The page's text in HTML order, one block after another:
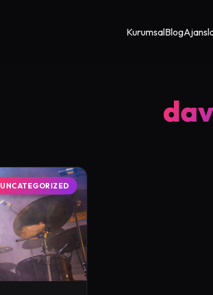
KurumsalBlog
UNCATEGORIZED